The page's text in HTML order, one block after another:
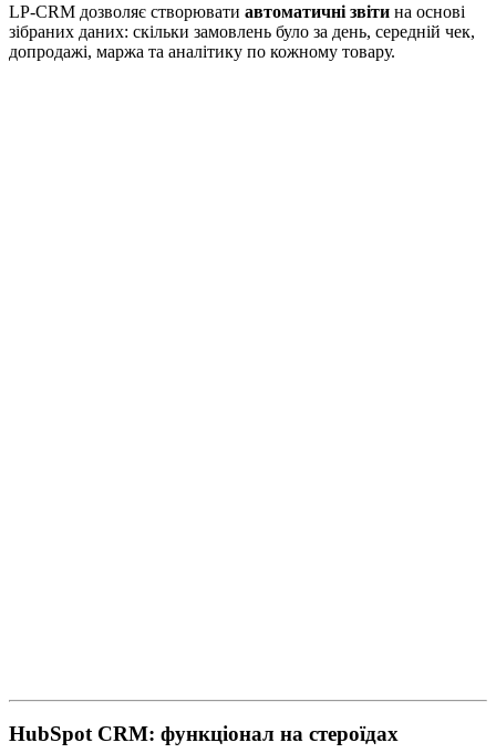
LP-CRM дозволяє створювати автоматичні звіти на основі
зібраних даних: скільки замовлень було за день, середній чек,
допродажі, маржа та аналітику по кожному товару.
HubSpot CRM: функціонал на стероїдах